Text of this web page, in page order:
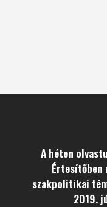
A héten
szakpolitikai
2019.